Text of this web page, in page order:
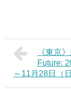
《東京
Future:
～11月28日（